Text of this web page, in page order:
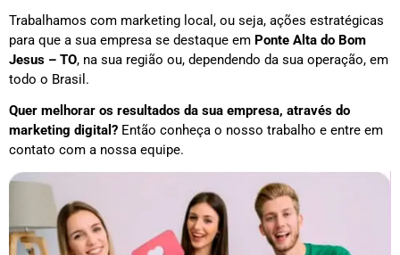
Trabalhamos com marketing local, ou seja, ações estratégicas
para que a sua empresa se destaque em Ponte Alta do Bom
Jesus – TO, na sua região ou, dependendo da sua operação, em
todo o Brasil.
Quer melhorar os resultados da sua empresa, através do
marketing digital? Então conheça o nosso trabalho e entre em
contato com a nossa equipe.